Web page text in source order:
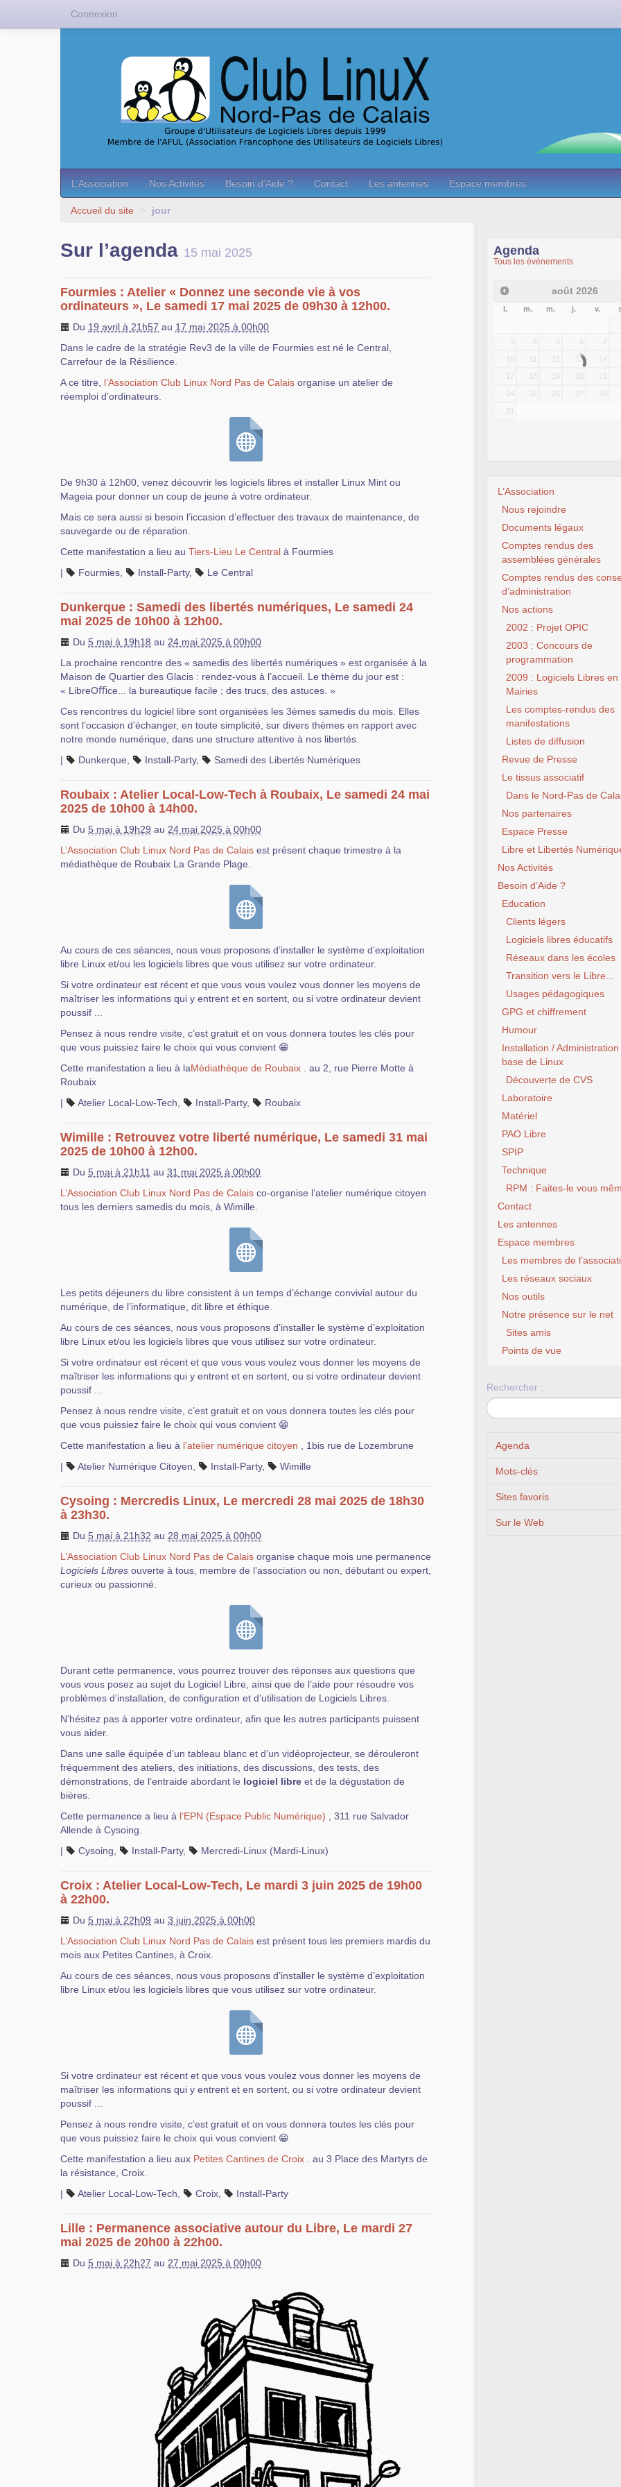
L’Association Nos Activités Besoin d’Aide ? Contact Les antennes Espace membres
Accueil du site > jour
Sur l’agenda 15 mai 2025
Fourmies : Atelier « Donnez une seconde vie à vos
ordinateurs », Le samedi 17 mai 2025 de 09h30 à 12h00.
Du 19 avril à 21h57 au 17 mai 2025 à 00h00
Dans le cadre de la stratégie Rev3 de la ville de Fourmies est né le Central,
Carrefour de la Résilience.
A ce titre, l’Association Club Linux Nord Pas de Calais organise un atelier de
réemploi d’ordinateurs.
De 9h30 à 12h00, venez découvrir les logiciels libres et installer Linux Mint ou
Mageia pour donner un coup de jeune à votre ordinateur.
Mais ce sera aussi si besoin l’iccasion d’effectuer des travaux de maintenance, de
sauvegarde ou de réparation.
Cette manifestation a lieu au Tiers-Lieu Le Central à Fourmies
|
Fourmies Install-Party, Le Central
Dunkerque : Samedi des libertés numériques, Le samedi 24
mai 2025 de 10h00 à 12h00.
Du 5 mai à 19h18 au 24 mai 2025 à 00h00
La prochaine rencontre des « samedis des libertés numériques » est organisée à la
Maison de Quartier des Glacis : rendez-vous à l’accueil. Le thème du jour est :
« LibreOﬃce... la bureautique facile ; des trucs, des astuces. »
Ces rencontres du logiciel libre sont organisées les 3èmes samedis du mois. Elles
sont l’occasion d’échanger, en toute simplicité, sur divers thèmes en rapport avec
notre monde numérique, dans une structure attentive à nos libertés.
|
Dunkerque Install-Party, Samedi des Libertés Numériques
Roubaix : Atelier Local-Low-Tech à Roubaix, Le samedi 24 mai
2025 de 10h00 à 14h00.
Du 5 mai à 19h29 au 24 mai 2025 à 00h00
L’Association Club Linux Nord Pas de Calais est présent chaque trimestre à la
médiathèque de Roubaix La Grande Plage.
Au cours de ces séances, nous vous proposons d’installer le système d’exploitation
libre Linux et/ou les logiciels libres que vous utilisez sur votre ordinateur.
Si votre ordinateur est récent et que vous vous voulez vous donner les moyens de
maîtriser les informations qui y entrent et en sortent, ou si votre ordinateur devient
poussif ...
Pensez à nous rendre visite, c’est gratuit et on vous donnera toutes les clés pour
que vous puissiez faire le choix qui vous convient 😁
Cette manifestation a lieu à laMédiathèque de Roubaix . au 2, rue Pierre Motte à
Roubaix
|
Atelier Local-Low-Tech Install-Party, Roubaix
Wimille : Retrouvez votre liberté numérique, Le samedi 31 mai
2025 de 10h00 à 12h00.
Du 5 mai à 21h11 au 31 mai 2025 à 00h00
L’Association Club Linux Nord Pas de Calais co-organise l’atelier numérique citoyen
tous les derniers samedis du mois, à Wimille.
Les petits déjeuners du libre consistent à un temps d’échange convivial autour du
numérique, de l’informatique, dit libre et éthique.
Au cours de ces séances, nous vous proposons d’installer le système d’exploitation
libre Linux et/ou les logiciels libres que vous utilisez sur votre ordinateur.
Si votre ordinateur est récent et que vous vous voulez vous donner les moyens de
maîtriser les informations qui y entrent et en sortent, ou si votre ordinateur devient
poussif ...
Pensez à nous rendre visite, c’est gratuit et on vous donnera toutes les clés pour
que vous puissiez faire le choix qui vous convient 😁
Cette manifestation a lieu à l’atelier numérique citoyen , 1bis rue de Lozembrune
|
Atelier Numérique Citoyen Install-Party, Wimille
Cysoing : Mercredis Linux, Le mercredi 28 mai 2025 de 18h30
à 23h30.
Du 5 mai à 21h32 au 28 mai 2025 à 00h00
L’Association Club Linux Nord Pas de Calais organise chaque mois une permanence
Logiciels Libres ouverte à tous, membre de l’association ou non, débutant ou expert,
curieux ou passionné.
Durant cette permanence, vous pourrez trouver des réponses aux questions que
vous vous posez au sujet du Logiciel Libre, ainsi que de l’aide pour résoudre vos
problèmes d’installation, de configuration et d’utilisation de Logiciels Libres.
N’hésitez pas à apporter votre ordinateur, afin que les autres participants puissent
vous aider.
Dans une salle équipée d’un tableau blanc et d’un vidéoprojecteur, se dérouleront
fréquemment des ateliers, des initiations, des discussions, des tests, des
démonstrations, de l’entraide abordant le logiciel libre et de la dégustation de
bières.
Cette permanence a lieu à l’EPN (Espace Public Numérique) , 311 rue Salvador
Allende à Cysoing.
|
Cysoing Install-Party, Mercredi-Linux (Mardi-Linux)
Croix : Atelier Local-Low-Tech, Le mardi 3 juin 2025 de 19h00
à 22h00.
Du 5 mai à 22h09 au 3 juin 2025 à 00h00
L’Association Club Linux Nord Pas de Calais est présent tous les premiers mardis du
mois aux Petites Cantines, à Croix.
Au cours de ces séances, nous vous proposons d’installer le système d’exploitation
libre Linux et/ou les logiciels libres que vous utilisez sur votre ordinateur.
Si votre ordinateur est récent et que vous vous voulez vous donner les moyens de
maîtriser les informations qui y entrent et en sortent, ou si votre ordinateur devient
poussif ...
Pensez à nous rendre visite, c’est gratuit et on vous donnera toutes les clés pour
que vous puissiez faire le choix qui vous convient 😁
Cette manifestation a lieu aux Petites Cantines de Croix . au 3 Place des Martyrs de
la résistance, Croix.
|
Atelier Local-Low-Tech Croix Install-Party
Lille : Permanence associative autour du Libre, Le mardi 27
mai 2025 de 20h00 à 22h00.
Du 5 mai à 22h27 au 27 mai 2025 à 00h00
Agenda
Tous les événements
août 2026
l. m. m. j. v.
3 4 5 6 7
10 11 12 13 14
17 18 19 20 21
24 25 26 27 28
31
L’Association
Nous rejoindre
Documents légaux
Comptes rendus des
assemblées générales
Comptes rendus des
d’administration
Nos actions
2002 : Projet OPIC
2003 : Concours de
programmation
2009 : Logiciels Libres en
Mairies
Les comptes-rendus des
manifestations
Listes de diffusion
Revue de Presse
Le tissus associatif
Dans le Nord-Pas de
Nos partenaires
Espace Presse
Libre et Libertés
Nos Activités
Besoin d’Aide ?
Education
Clients légers
Logiciels libres éducatifs
Réseaux dans les écoles
Transition vers le Libre...
Usages pédagogiques
GPG et chiffrement
Humour
Installation / Administration
base de Linux
Découverte de CVS
Laboratoire
Matériel
PAO Libre
SPIP
Technique
RPM : Faites-le vous
Contact
Les antennes
Espace membres
Les membres de
Les réseaux sociaux
Nos outils
Notre présence sur le net
Sites amis
Points de vue
Rechercher :
Agenda
Mots-clés
Sites favoris
Sur le Web
Connexion